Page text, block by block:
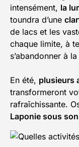
intensément, la
toundra d’une
de lacs et les
chaque limite, à
s’abandonner à
En été, plusieurs
transformeront
rafraîchissante.
Laponie sous